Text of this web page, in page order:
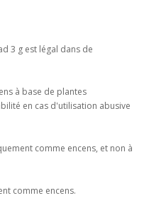
3 g est légal dans de
à base de plantes
en cas d'utilisation abusive
comme encens, et non à
comme encens.